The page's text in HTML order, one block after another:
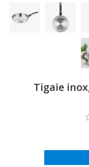
Tigaie